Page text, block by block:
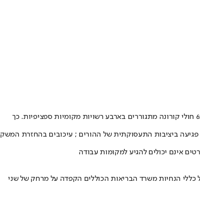
בהמשך הביא נתונים על ירידה במספר ובשיעורי התחלואה מנגיף הקורונה, מהם עולה, בשבועיים האחרונים נוספו 1,115 חולי קורונה חדשים כאשר מתוכם 651 חולי קורונה מתגוררים בארבע רשויות מקומיות ספציפיות. כך
פגיעה ביציבות התעסוקתית של ההורים ; עיכובים בהחזרת המשק
כללי הנחיות משרד הבריאות הכוללים הקפדה על מרחק של שני